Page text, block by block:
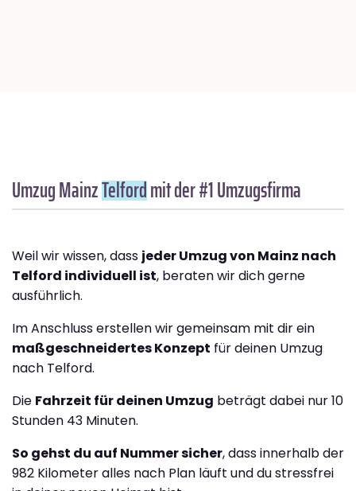
Umzug MainzTelfordmit der #1 Umzugsfirma
Weil wir wissen, dass jeder Umzug von Mainz nach
Telford individuell ist, beraten wir dich gerne
ausführlich.
Im Anschluss erstellen wir gemeinsam mit dir ein
maßgeschneidertes Konzept für deinen Umzug
nach Telford.
Die Fahrzeit für deinen Umzug beträgt dabei nur 10
Stunden 43 Minuten.
So gehst du auf Nummer sicher, dass innerhalb der
982 Kilometer alles nach Plan läuft und du stressfrei